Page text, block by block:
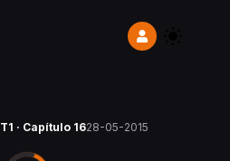
T1 · Capítulo 1628-05-2015